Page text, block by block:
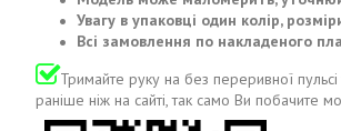
Увагу в упаковці один колір,
Всі замовлення по накладеного
Тримайте руку на без переривної
раніше ніж на сайті, так само Ви побачите